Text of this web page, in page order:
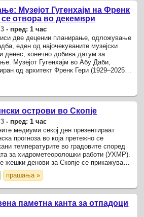
Музејот Гугенхајм на Френк
отвора во декември
- пред: 1 час
две децении планирање, одложување
еден од најочекуваните музејски
денес, конечно добива датум за
Музејот Гугенхајм во Абу Даби,
од архитект Френк Гери (1929–2025),
острови во Скопје
- пред: 1 час
медиуми секој ден презентираат
прогноза во која претежно се
температурите во градовите според
за хидрометеоролошки работи (УХМР).
жешки денови за Скопје се прикажува
дневна температура од 40 о С, но
на ...
прашања »
паметна канта за отпадоци